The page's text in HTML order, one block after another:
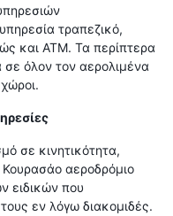
τραπεζικό,
και ΑΤΜ. Τα περίπτερα
σε όλον τον αερολιμένα
σε κινητικότητα,
αεροδρόμιο
ειδικών που
εν λόγω διακομιδές.